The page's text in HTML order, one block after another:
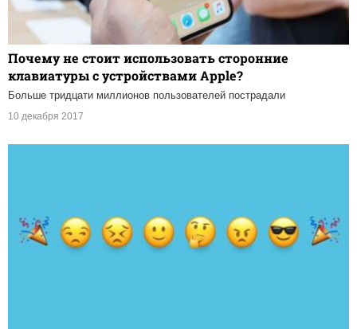
Почему не стоит использовать сторонние
клавиатуры с устройствами Apple?
Больше тридцати миллионов пользователей пострадали
10 декабря 2017